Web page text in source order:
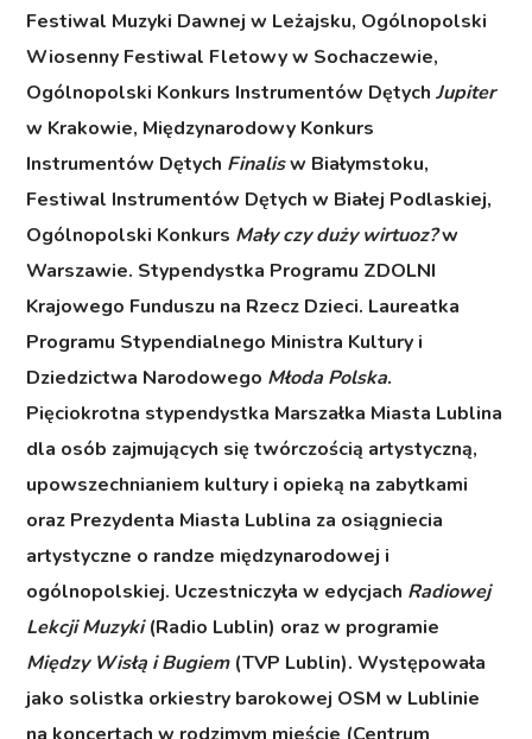
Festiwal Muzyki Dawnej w Leżajsku, Ogólnopolski
Wiosenny Festiwal Fletowy w Sochaczewie,
Ogólnopolski Konkurs Instrumentów DętychJupiter
w Krakowie, Międzynarodowy Konkurs
Instrumentów Dętych Finalisw Białymstoku,
Festiwal Instrumentów Dętych w Białej Podlaskiej,
Ogólnopolski Konkurs Mały czy duży wirtuoz?w
Warszawie. Stypendystka Programu ZDOLNI
Krajowego Funduszu na Rzecz Dzieci. Laureatka
Programu Stypendialnego Ministra Kultury i
Dziedzictwa Narodowego Młoda Polska.
Pięciokrotna stypendystka Marszałka Miasta Lublina
dla osób zajmujących się twórczością artystyczną,
upowszechnianiem kultury i opieką na zabytkami
oraz Prezydenta Miasta Lublina za osiągniecia
artystyczne o randze międzynarodowej i
ogólnopolskiej. Uczestniczyła w edycjach Radiowej
Lekcji Muzyki(Radio Lublin) oraz w programie
Między Wisłą i Bugiem(TVP Lublin). Występowała
jako solistka orkiestry barokowej OSM w Lublinie
na koncertach w rodzimym mieście (Centrum